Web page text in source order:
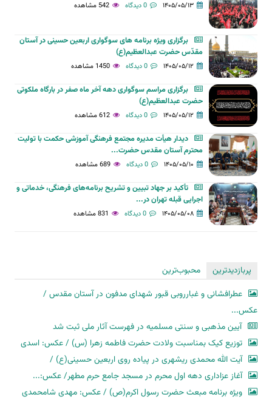
۱۴۰۵/۰۵/۱۳ 0 دیدگاه 542 مشاهده
برگزاری ویژه برنامه های سوگواری اربعین حسینی در آستان
مقدّس حضرت عبدالعظیم(ع)
۱۴۰۵/۰۵/۱۲ 0 دیدگاه 1450 مشاهده
برگزاری مراسم سوگواری دهه آخر ماه صفر در بارگاه ملکوتی
حضرت عبدالعظیم(ع)
۱۴۰۵/۰۵/۱۲ 0 دیدگاه 612 مشاهده
دیدار هیأت مدیره مجتمع فرهنگی آموزشی حکمت با تولیت
محترم آستان مقدس حضرت...
۱۴۰۵/۰۵/۱۰ 0 دیدگاه 689 مشاهده
تأکید بر جهاد تبیین و تشریح برنامه‌های فرهنگی، خدماتی و
اجرایی قبله تهران در...
۱۴۰۵/۰۵/۰۸ 0 دیدگاه 831 مشاهده
پربازدیدترین
محبوب‌ترین
عطرافشانی و غبارروبی قبور شهدای مدفون در آستان مقدس /
عکس...
آیین مذهبی و سنتی مسلمیه در فهرست آثار ملی ثبت شد
توزیع کیک بمناسبت ولادت حضرت فاطمه زهرا (س) / عکس: اسدی
آیت الله محمدی ریشهری در پیاده روی اربعین حسینی(ع) /
آغاز عزاداری دهه اول محرم در مسجد جامع حرم مطهر/ عکس:...
ویژه برنامه مبعث حضرت رسول اکرم(ص) / عکس: مهدی شامحمدی